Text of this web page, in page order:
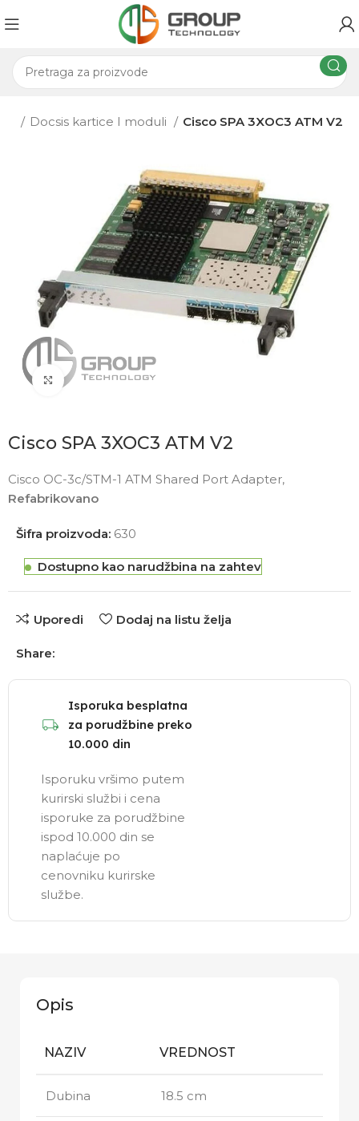
Docsis kartice I moduli Cisco SPA 3XOC3 ATM V2
Click to enlarge
Cisco SPA 3XOC3 ATM V2
Cisco OC-3c/STM-1 ATM Shared Port Adapter,
Refabrikovano
Šifra proizvoda: 630
Dostupno kao narudžbina na zahtev
Uporedi Dodaj na listu želja
Share:
Isporuka besplatna
za porudžbine preko
10.000 din
Isporuku vršimo putem
kurirski službi i cena
isporuke za porudžbine
ispod 10.000 din se
naplaćuje po
cenovniku kurirske
službe.
Opis
NAZIV VREDNOST
Dubina 18.5 cm